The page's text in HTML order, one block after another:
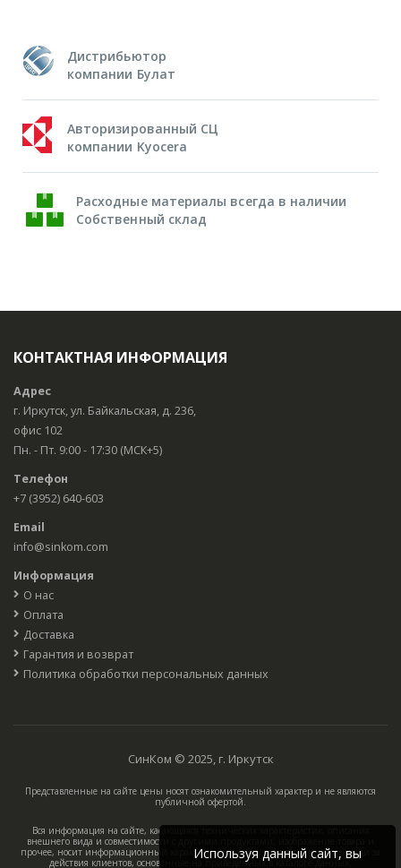
Используя данный сайт, вы
Дистрибьютор
компании Булат
Авторизированный СЦ
компании Kyocera
Расходные материалы всегда в наличии
Собственный склад
КОНТАКТНАЯ ИНФОРМАЦИЯ
Адрес
г. Иркутск, ул. Байкальская, д. 236,
офис 102
Пн. - Пт. 9:00 - 17:30 (МСК+5)
Телефон
+7 (3952) 640-603
Email
info@sinkom.com
Информация
О нас
Оплата
Доставка
Гарантия и возврат
Политика обработки персональных данных
СинКом © 2025, г. Иркутск
Представленные на сайте цены носят ознакомительный характер и не являются
публичной офертой.
Вся информация на сайте, касающаяся технических характеристик, описания
внешнего вида и совместимости с другими продуктами, изображение товара и
прочее, носит информационный характер, компания не несёт ответственности за
действия клиентов, основанные на приведённых в каталоге данных.